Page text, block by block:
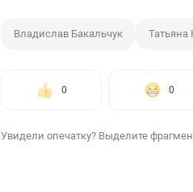
Владислав Бакальчук Татьяна
0 0
Увидели опечатку? Выделите